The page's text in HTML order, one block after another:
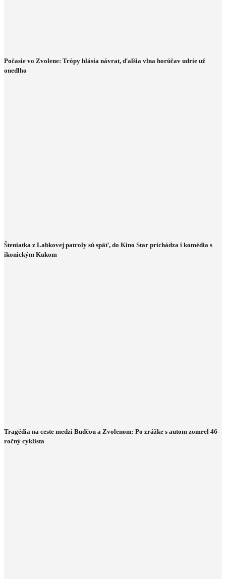
Počasie vo Zvolene: Trópy hlásia návrat, ďalšia vlna horúčav udrie už
onedlho
Šteniatka z Labkovej patroly sú späť, do Kino Star prichádza i komédia s
ikonickým Kukom
Tragédia na ceste medzi Budčou a Zvolenom: Po zrážke s autom zomrel 46-
ročný cyklista